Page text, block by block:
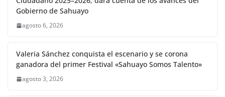
Gobierno de Sahuayo
agosto 6, 2026
Valeria Sánchez conquista el escenario y se corona
ganadora del primer Festival «Sahuayo Somos Talento»
agosto 3, 2026